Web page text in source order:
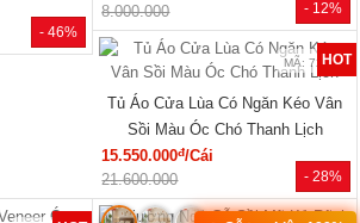
MÃ: 1853
›